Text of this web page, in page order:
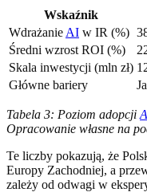
Wskaźnik
Wdrażanie AI w IR (%)
Średni wzrost ROI (%)
Skala inwestycji (mln zł)
Główne bariery
Tabela 3: Poziom adopcji
Opracowanie własne na
Te liczby pokazują, że
Europy Zachodniej, a
zależy od odwagi w